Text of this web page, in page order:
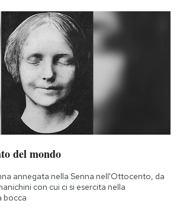
del mondo
annegata nella Senna nell'Ottocento, da
con cui ci si esercita nella
bocca